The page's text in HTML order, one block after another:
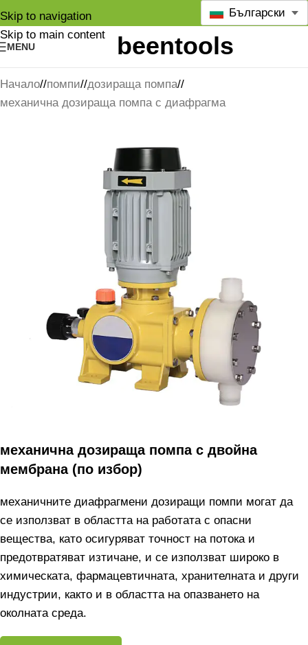
Skip to navigation
Skip to main content
MENU
Български
Начало/ помпи/ дозираща помпа/
механична дозираща помпа с диафрагма
механична дозираща помпа с двойна
мембрана (по избор)
механичните диафрагмени дозиращи помпи могат да
се използват в областта на работата с опасни
вещества, като осигуряват точност на потока и
предотвратяват изтичане, и се използват широко в
химическата, фармацевтичната, хранителната и други
индустрии, както и в областта на опазването на
околната среда.